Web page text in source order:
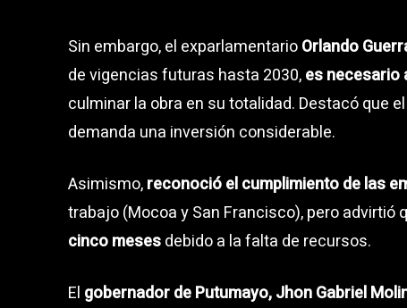
Sin embargo, el exparlamentarioOrlando
de vigencias futuras hasta 2030,es necesario
culminar la obra en su totalidad. Destacó que
demanda una inversión considerable.
Asimismo,reconoció el cumplimiento de las
trabajo (Mocoa y San Francisco), pero advirtió
cinco mesesdebido a la falta de recursos.
El gobernador de Putumayo, Jhon Gabriel